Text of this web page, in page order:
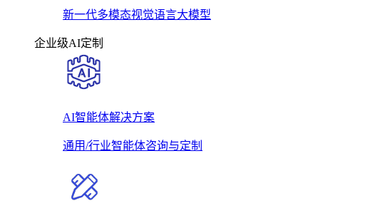
新一代多模态视觉语言大模型
企业级AI定制
AI智能体解决方案
通用/行业智能体咨询与定制